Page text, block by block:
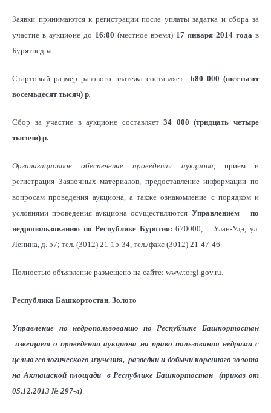
Заявки принимаются к регистрации после уплаты задатка и сбора за
участие в аукционе до 16:00 (местное время) 17 января 2014 года в
Бурятнедра.
Стартовый размер разового платежа составляет 680 000 (шестьсот
восемьдесят тысяч) р.
Сбор за участие в аукционе составляет34 000 (тридцать четыре
тысячи) р.
Организационное обеспечение проведения аукциона , приём и
регистрация Заявочных материалов, предоставление информации по
вопросам проведения аукциона, а также ознакомление с порядком и
условиями проведения аукциона осуществляются Управлением
по
недропользованию по Республике Бурятия:670000, г. Улан-Удэ, ул.
Ленина, д. 57; тел. (3012) 21-15-34, тел./факс (3012) 21-47-46.
Полностью объявление размещено на сайте: www.torgi.gov.ru.
Республика Башкортостан. Золото
Управление по недропользованию по Республике Башкортостан
извещает о проведении аукциона на право пользования недрами с
целью геологического изучения, разведки и добычи коренного золота
на Акташской площади в Республике Башкортостан (приказ от
05.12.2013 № 297-л)